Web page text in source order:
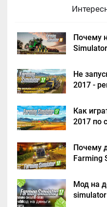
Почему
Не
2017 -
Как
2017 по
Почему
Farming
Мод на